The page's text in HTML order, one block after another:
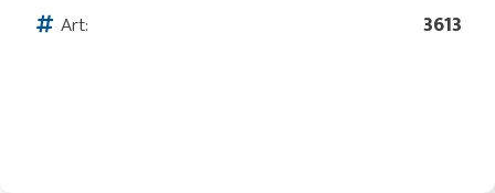
Art: 3613